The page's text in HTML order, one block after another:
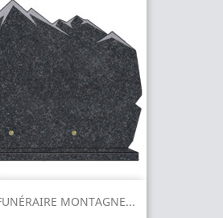
MONTAGNE...